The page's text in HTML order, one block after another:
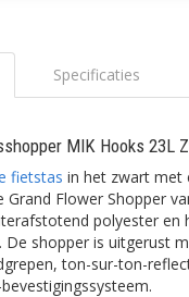
Specificaties
MIK Hooks 23L
fietstas in het zwart met
Grand Flower Shopper
polyester en
De shopper is uitgerust
ton-sur-ton-